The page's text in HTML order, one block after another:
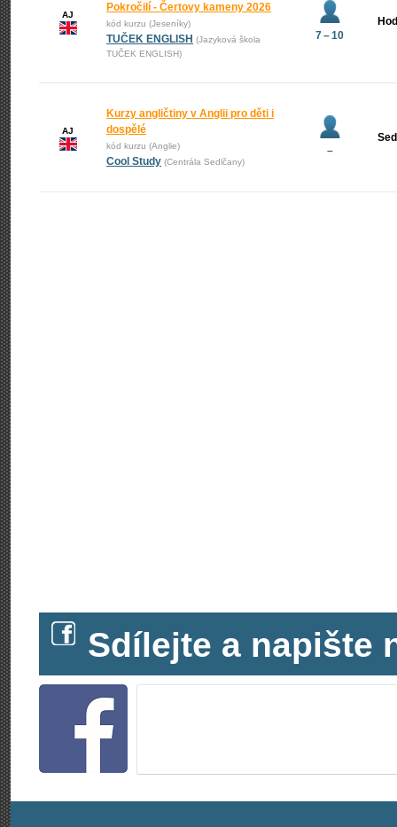
AJ
Pokročilí - Čertovy kameny 2026
kód kurzu (Jeseníky)
TUČEK ENGLISH (Jazyková škola
TUČEK ENGLISH)
7 – 10
AJ
Kurzy angličtiny v Anglii pro děti i
dospělé
kód kurzu (Anglie)
Cool Study (Centrála Sedlčany)
–
Sdílejte a napište